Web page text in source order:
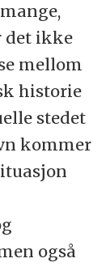
det ikke
mellom
historie
stedet
kommer
også